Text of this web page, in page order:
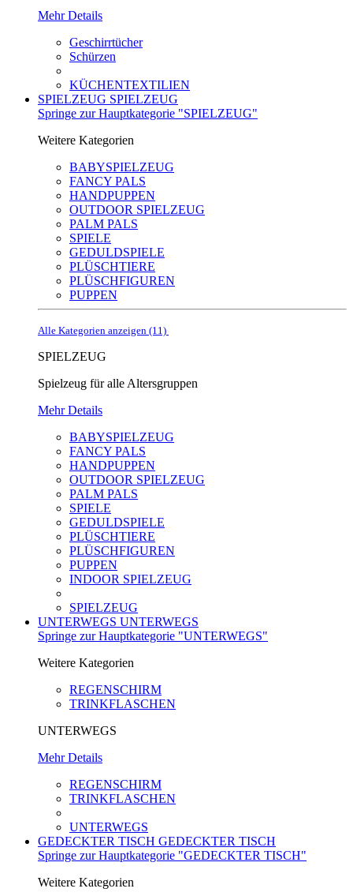
Mehr Details
Geschirrtücher
Schürzen
KÜCHENTEXTILIEN
SPIELZEUG SPIELZEUG
Springe zur Hauptkategorie "SPIELZEUG"
Weitere Kategorien
BABYSPIELZEUG
FANCY PALS
HANDPUPPEN
OUTDOOR SPIELZEUG
PALM PALS
SPIELE
GEDULDSPIELE
PLÜSCHTIERE
PLÜSCHFIGUREN
PUPPEN
Alle Kategorien anzeigen (11)
SPIELZEUG
Spielzeug für alle Altersgruppen
Mehr Details
BABYSPIELZEUG
FANCY PALS
HANDPUPPEN
OUTDOOR SPIELZEUG
PALM PALS
SPIELE
GEDULDSPIELE
PLÜSCHTIERE
PLÜSCHFIGUREN
PUPPEN
INDOOR SPIELZEUG
SPIELZEUG
UNTERWEGS UNTERWEGS
Springe zur Hauptkategorie "UNTERWEGS"
Weitere Kategorien
REGENSCHIRM
TRINKFLASCHEN
UNTERWEGS
Mehr Details
REGENSCHIRM
TRINKFLASCHEN
UNTERWEGS
GEDECKTER TISCH GEDECKTER TISCH
Springe zur Hauptkategorie "GEDECKTER TISCH"
Weitere Kategorien